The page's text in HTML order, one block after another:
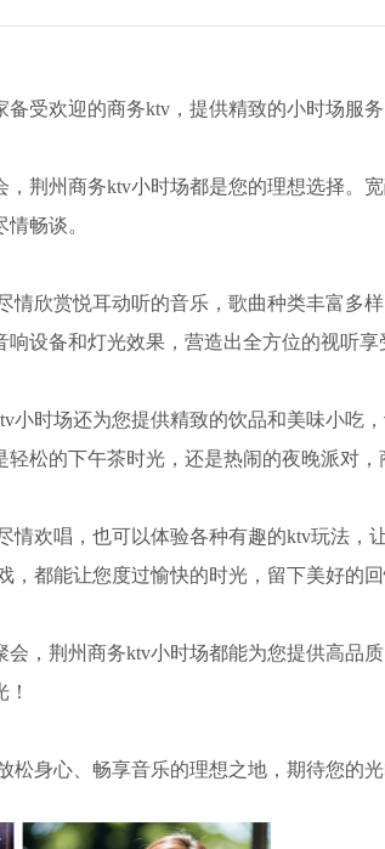
受欢迎的商务ktv，提供精致的小时场服
，荆州商务ktv小时场都是您的理想选择。
畅谈。
情欣赏悦耳动听的音乐，歌曲种类丰富多
设备和灯光效果，营造出全方位的视听享
小时场还为您提供精致的饮品和美味小吃
松的下午茶时光，还是热闹的夜晚派对，
情欢唱，也可以体验各种有趣的ktv玩法，
，都能让您度过愉快的时光，留下美好的回
，荆州商务ktv小时场都能为您提供高品
松身心、畅享音乐的理想之地，期待您的光